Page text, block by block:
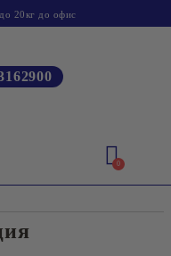
20кг до офис
0